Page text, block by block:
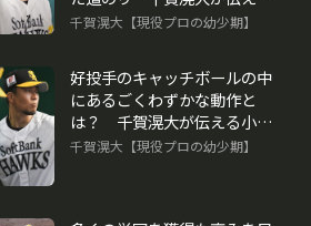
小中学生で取り組むべきこと
千賀滉大【現役プロの幼少期】
好投手のキャッチボールの中
にあるごくわずかな動作と
は？ 千賀滉大が伝える小中
学生で取り組むべきこと
千賀滉大【現役プロの幼少期】